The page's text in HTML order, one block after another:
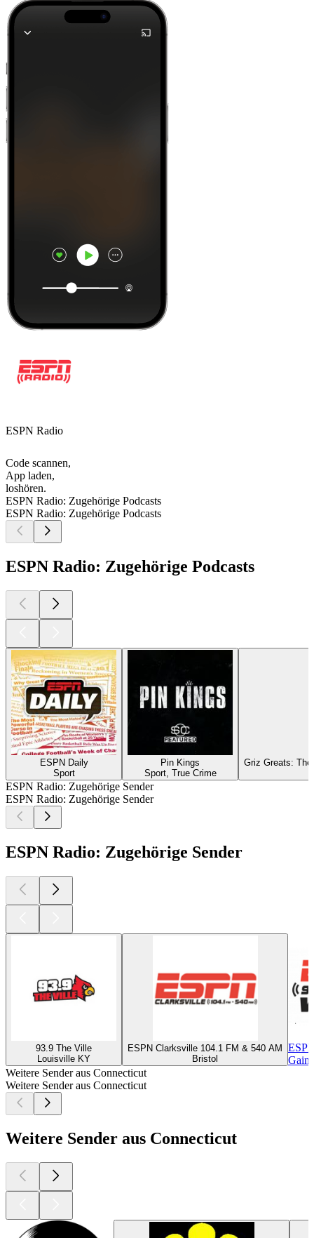
ESPN Radio
Code scannen,
App laden,
loshören.
ESPN Radio: Zugehörige Podcasts
ESPN Radio: Zugehörige Podcasts
ESPN Radio: Zugehörige Podcasts
ESPN Daily
Sport
Pin Kings
Sport, True Crime
Griz Greats:
ESPN Radio: Zugehörige Sender
ESPN Radio: Zugehörige Sender
ESPN Radio: Zugehörige Sender
93.9 The Ville
Louisville KY
ESPN Clarksville 104.1 FM & 540 AM
Bristol
Weitere Sender aus Connecticut
Weitere Sender aus Connecticut
Weitere Sender aus Connecticut